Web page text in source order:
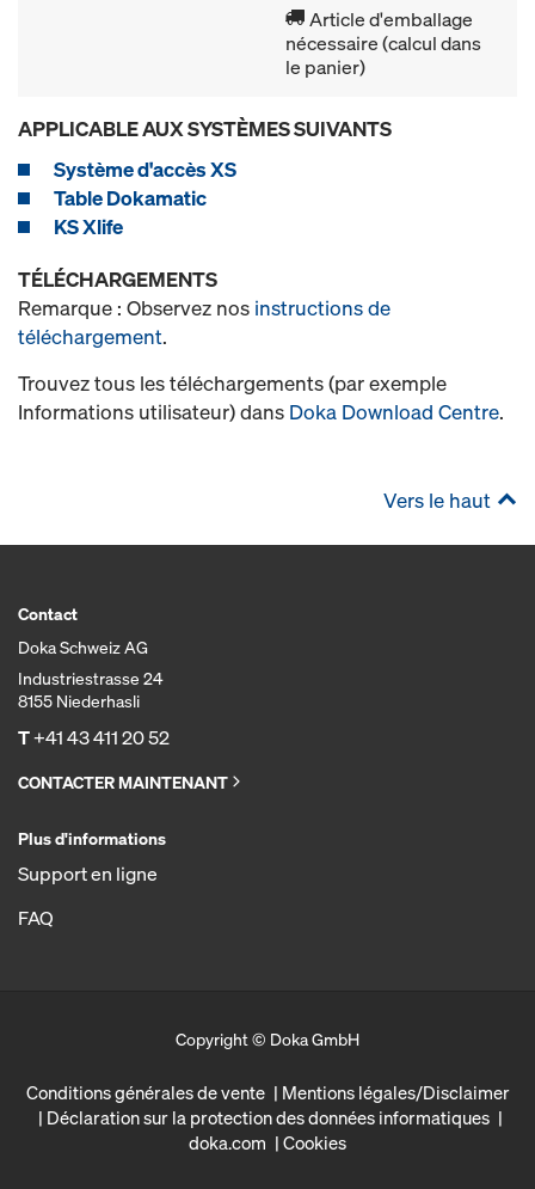
Article d'emballage
nécessaire (calcul dans
le panier)
APPLICABLE AUX SYSTÈMES SUIVANTS
Système d'accès XS
Table Dokamatic
KS Xlife
TÉLÉCHARGEMENTS
Remarque : Observez nos instructions de
téléchargement.
Trouvez tous les téléchargements (par exemple
Informations utilisateur) dans Doka Download Centre.
Vers le haut
Contact
Doka Schweiz AG
Industriestrasse 24
8155 Niederhasli
T+41 43 411 20 52
CONTACTER MAINTENANT
Plus d'informations
Support en ligne
FAQ
Copyright © Doka GmbH
Conditions générales de vente
Mentions légales/Disclaimer
Déclaration sur la protection des données informatiques
doka.com
Cookies